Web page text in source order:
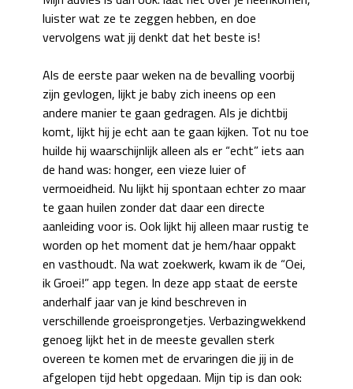
luister wat ze te zeggen hebben, en doe
vervolgens wat jij denkt dat het beste is!
Als de eerste paar weken na de bevalling voorbij
zijn gevlogen, lijkt je baby zich ineens op een
andere manier te gaan gedragen. Als je dichtbij
komt, lijkt hij je echt aan te gaan kijken. Tot nu toe
huilde hij waarschijnlijk alleen als er “echt” iets aan
de hand was: honger, een vieze luier of
vermoeidheid. Nu lijkt hij spontaan echter zo maar
te gaan huilen zonder dat daar een directe
aanleiding voor is. Ook lijkt hij alleen maar rustig te
worden op het moment dat je hem/haar oppakt
en vasthoudt. Na wat zoekwerk, kwam ik de “Oei,
ik Groei!” app tegen. In deze app staat de eerste
anderhalf jaar van je kind beschreven in
verschillende groeisprongetjes. Verbazingwekkend
genoeg lijkt het in de meeste gevallen sterk
overeen te komen met de ervaringen die jij in de
afgelopen tijd hebt opgedaan. Mijn tip is dan ook: